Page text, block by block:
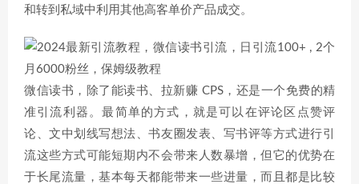
和转到私域中利用其他高客单价产品成交。
微信读书，除了能读书、拉新赚 CPS，还是一个免费的精
准引流利器。最简单的方式，就是可以在评论区点赞评
论、文中划线写想法、书友圈发表、写书评等方式进行引
流这些方式可能短期内不会带来人数暴增，但它的优势在
于长尾流量，基本每天都能带来一些进量，而且都是比较